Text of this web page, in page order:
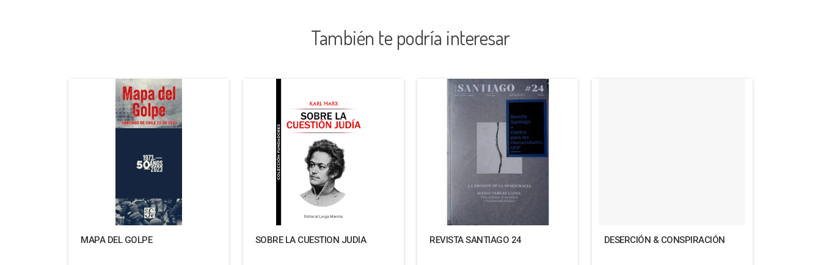
También te podría interesar
MAPA DEL GOLPE SOBRE LA CUESTION JUDIA REVISTA SANTIAGO 24 DESERCIÓN & CONSPIRACIÓN